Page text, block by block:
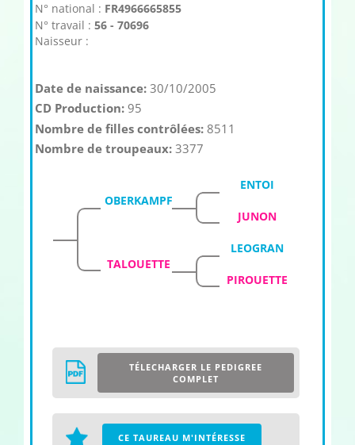
N° national : FR4966665855
N° travail : 56 - 70696
Naisseur :
Date de naissance:30/10/2005
CD Production:95
Nombre de filles contrôlées:8511
Nombre de troupeaux:3377
OBERKAMPF
ENTOI
JUNON
TALOUETTE
LEOGRAN
PIROUETTE
TÉLECHARGER LE PEDIGREE
COMPLET
CE TAUREAU M'INTÉRESSE